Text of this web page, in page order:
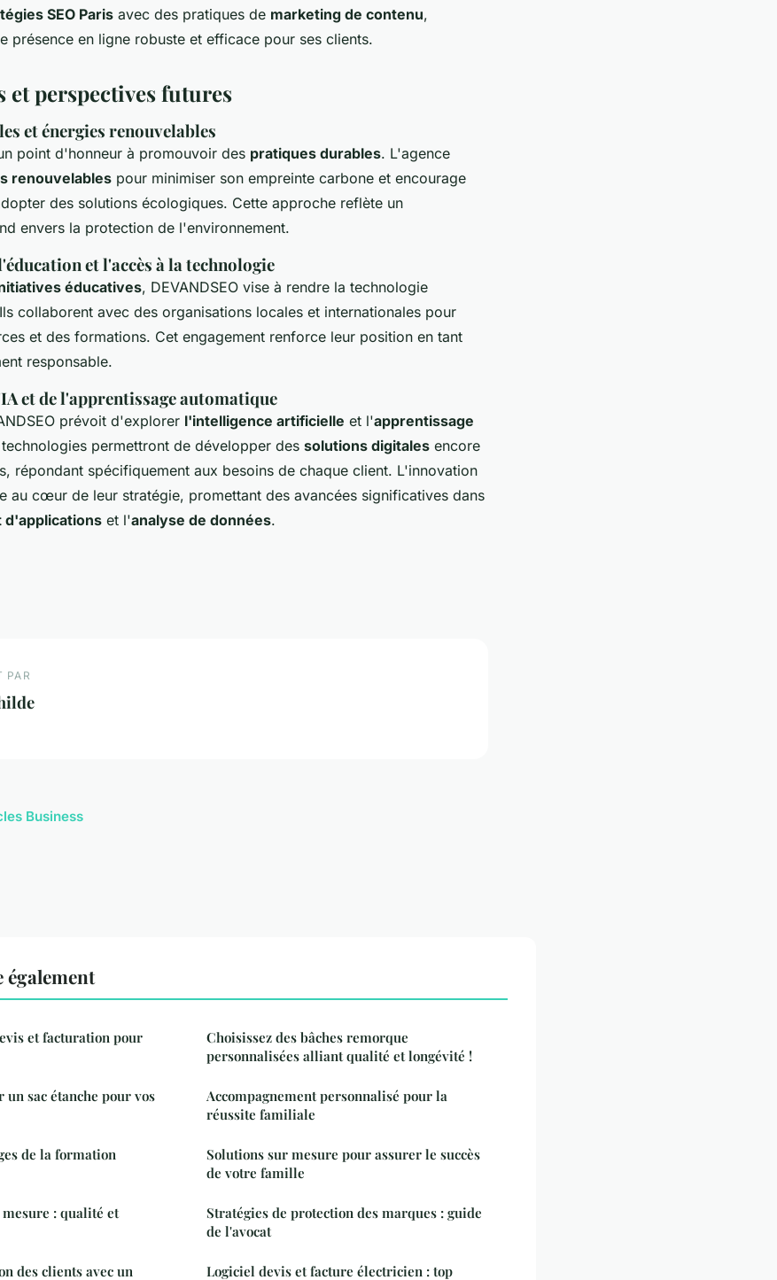
SEO Paris avec des pratiques de marketing de contenu,
présence en ligne robuste et efficace pour ses clients.
et perspectives futures
et énergies renouvelables
point d'honneur à promouvoir des pratiques durables. L'agence
renouvelables pour minimiser son empreinte carbone et encourage
des solutions écologiques. Cette approche reflète un
envers la protection de l'environnement.
et l'accès à la technologie
éducatives, DEVANDSEO vise à rendre la technologie
collaborent avec des organisations locales et internationales pour
et des formations. Cet engagement renforce leur position en tant
responsable.
et de l'apprentissage automatique
prévoit d'explorer l'intelligence artificielle et l'apprentissage
permettront de développer des solutions digitales encore
répondant spécifiquement aux besoins de chaque client. L'innovation
au cœur de leur stratégie, promettant des avancées significatives dans
d'applications et l'analyse de données.
PAR
Business
et facturation pour
sac étanche pour vos
de la formation
: qualité et
des clients avec un
Choisissez des bâches remorque
personnalisées alliant qualité et longévité !
Accompagnement personnalisé pour la
réussite familiale
Solutions sur mesure pour assurer le succès
de votre famille
Stratégies de protection des marques : guide
de l'avocat
Logiciel devis et facture électricien : top